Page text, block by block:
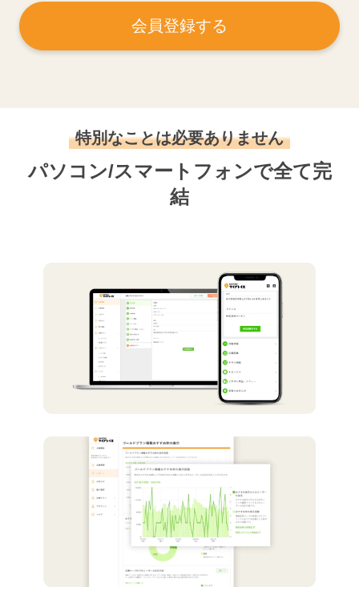
会員登録する
特別なことは必要ありません
パソコン/スマートフォンで全て完
結